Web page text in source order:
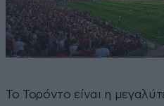
Το Τορόντο είναι η